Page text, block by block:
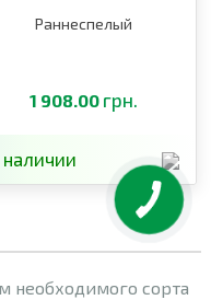
Раннеспелый
1 908.00 грн.
наличии
необходимого сорта